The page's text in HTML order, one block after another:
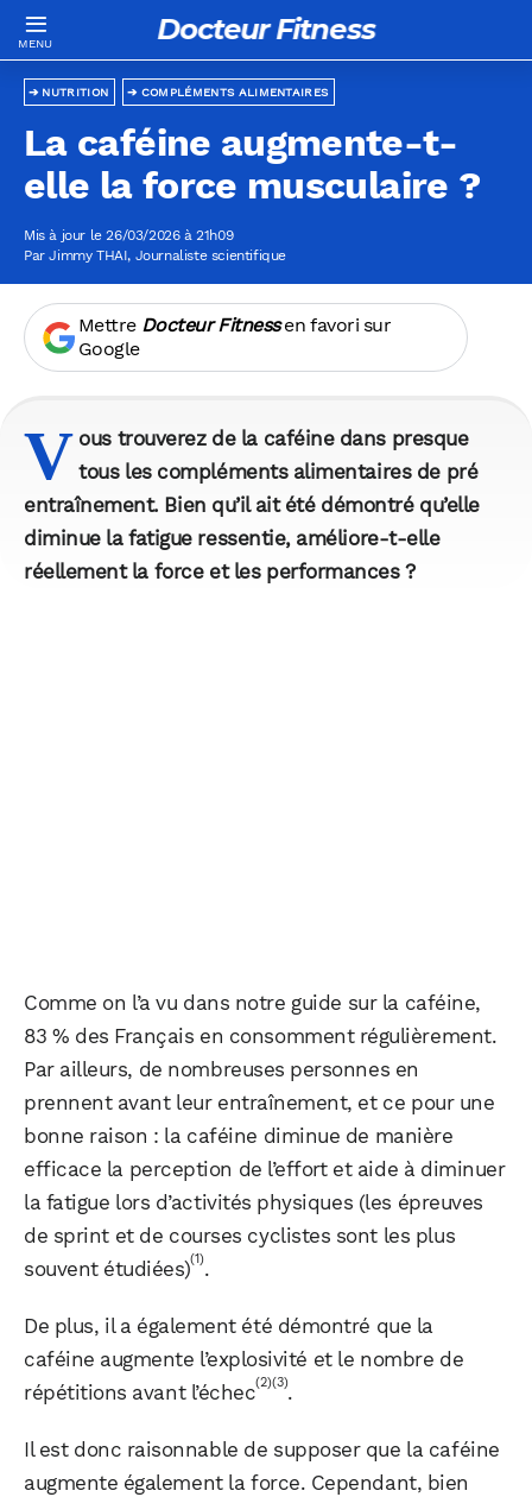
Docteur Fitness
COMPLÉMENTS ALIMENTAIRES
NUTRITION
La caféine augmente-t-
elle la force musculaire ?
Mis à jour le 26/03/2026 à 21h09
ParJimmy THAI, Journaliste scientifique
Mettre Docteur Fitnessen favori sur
Google
V ous trouverez de la caféine dans presque
tous les compléments alimentaires de pré
entraînement. Bien qu’il ait été démontré qu’elle
diminue la fatigue ressentie, améliore-t-elle
réellement la force et les performances ?
Comme on l’a vu dans notre guide sur la caféine,
83 % des Français en consomment régulièrement.
Par ailleurs, de nombreuses personnes en
prennent avant leur entraînement, et ce pour une
bonne raison : la caféine diminue de manière
efficace la perception de l’effort et aide à diminuer
la fatigue lors d’activités physiques (les épreuves
de sprint et de courses cyclistes sont les plus
souvent étudiées)(1).
De plus, il a également été démontré que la
caféine augmente l’explosivité et le nombre de
répétitions avant l’échec(2)(3).
Il est donc raisonnable de supposer que la caféine
augmente également la force. Cependant, bien